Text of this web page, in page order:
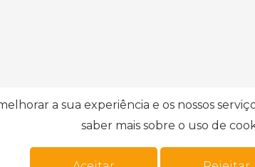
resolução de litígios. Política de
a sua experiência e os nossos
saber mais sobre o uso de